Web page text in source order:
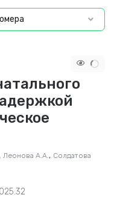
, Леонова А.А., Солдатова